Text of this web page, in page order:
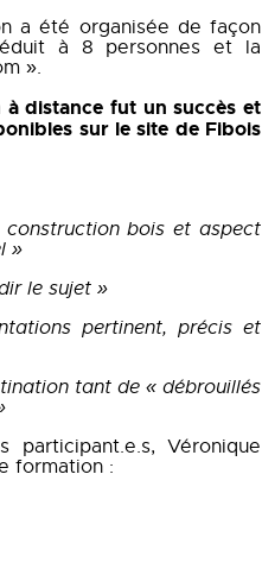
a été organisée de façon
à 8 personnes et la
».
distance fut un succès et
sur le site de Fibois
bois et aspect
»
le sujet »
pertinent, précis et
tant de « débrouillés
participant.e.s, Véronique
formation :